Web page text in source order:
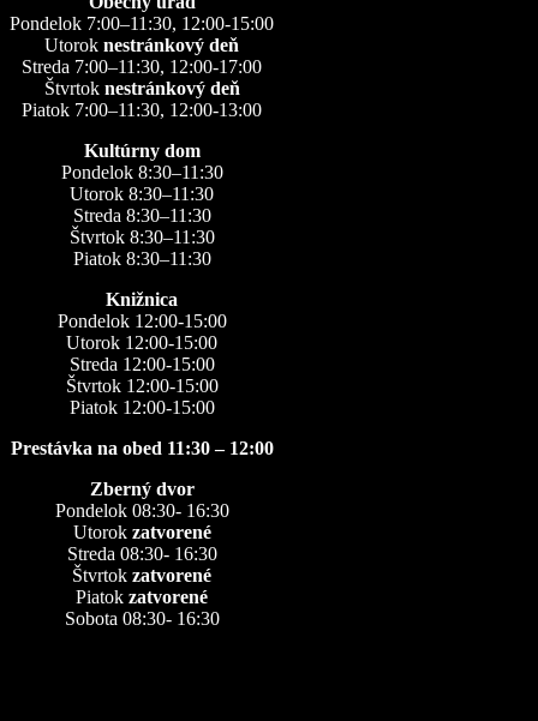
Pondelok 7:00–11:30, 12:00-15:00
Utorok nestránkový deň
Streda 7:00–11:30, 12:00-17:00
Štvrtok nestránkový deň
Piatok 7:00–11:30, 12:00-13:00
Kultúrny dom
Pondelok 8:30–11:30
Utorok 8:30–11:30
Streda 8:30–11:30
Štvrtok 8:30–11:30
Piatok 8:30–11:30
Knižnica
Pondelok 12:00-15:00
Utorok 12:00-15:00
Streda 12:00-15:00
Štvrtok 12:00-15:00
Piatok 12:00-15:00
Prestávka na obed 11:30 – 12:00
Zberný dvor
Pondelok 08:30- 16:30
Utorok zatvorené
Streda 08:30- 16:30
Štvrtok zatvorené
Piatok zatvorené
Sobota 08:30- 16:30